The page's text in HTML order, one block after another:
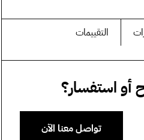
التقييمات
أو استفسار؟
تواصل معنا الآن